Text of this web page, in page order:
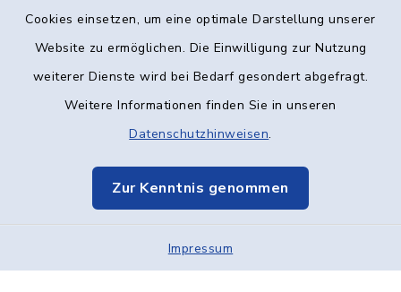
Cookies einsetzen, um eine optimale Darstellung unserer
Website zu ermöglichen. Die Einwilligung zur Nutzung
weiterer Dienste wird bei Bedarf gesondert abgefragt.
Weitere Informationen finden Sie in unseren
Datenschutzhinweisen.
Zur Kenntnis genommen
Impressum
Kontakt
Datenschutz
Elektronische Kommunikation
Sitemap